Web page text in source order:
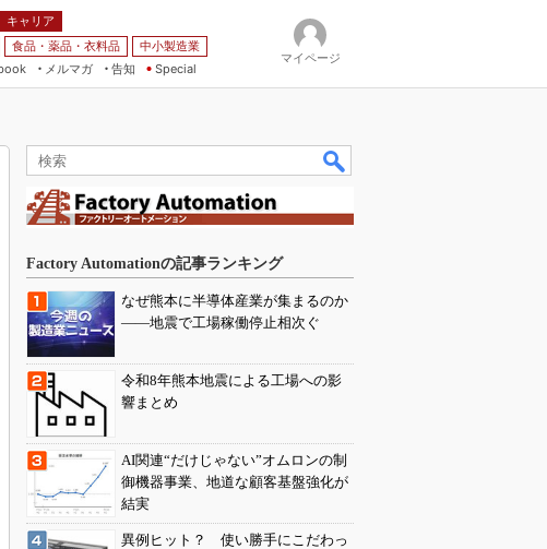
キャリア
食品・薬品・衣料品
中小製造業
メルマガ
告知 Special
マイページ
Factory Automationの記事ランキング
なぜ熊本に半導体産業が集まるのか
――地震で工場稼働停止相次ぐ
令和8年熊本地震による工場への影
響まとめ
AI関連“だけじゃない”オムロンの制
御機器事業、地道な顧客基盤強化が
結実
異例ヒット？ 使い勝手にこだわっ